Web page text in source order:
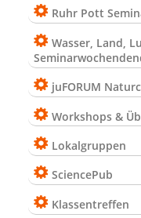
Ruhr Pott
Wasser, Land,
juFORUM
Workshops &
Lokalgruppen
SciencePub
Klassentreffen